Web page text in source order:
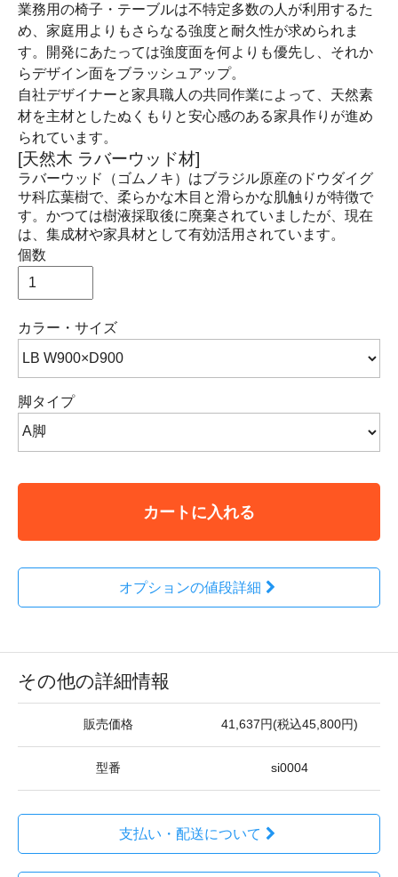
業務用の椅子・テーブルは不特定多数の人が利用するた
め、家庭用よりもさらなる強度と耐久性が求められま
す。開発にあたっては強度面を何よりも優先し、それか
らデザイン面をブラッシュアップ。
自社デザイナーと家具職人の共同作業によって、天然素
材を主材としたぬくもりと安心感のある家具作りが進め
られています。
[天然木 ラバーウッド材]
ラバーウッド（ゴムノキ）はブラジル原産のドウダイグ
サ科広葉樹で、柔らかな木目と滑らかな肌触りが特徴で
す。かつては樹液採取後に廃棄されていましたが、現在
は、集成材や家具材として有効活用されています。
個数
カラー・サイズ
脚タイプ
カートに入れる
オプションの値段詳細
その他の詳細情報
販売価格 41,637円(税込45,800円)
型番 si0004
支払い・配送について